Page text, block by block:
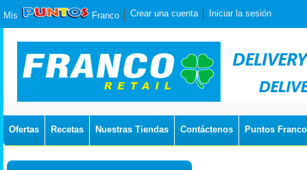
Mis Franco Crear una cuenta Iniciar la sesión
Ofertas Recetas Nuestras Tiendas Contáctenos Puntos Franco